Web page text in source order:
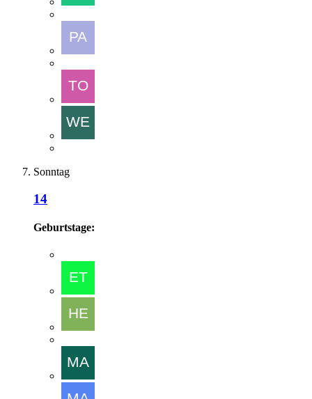
Sonntag
14
Geburtstage: